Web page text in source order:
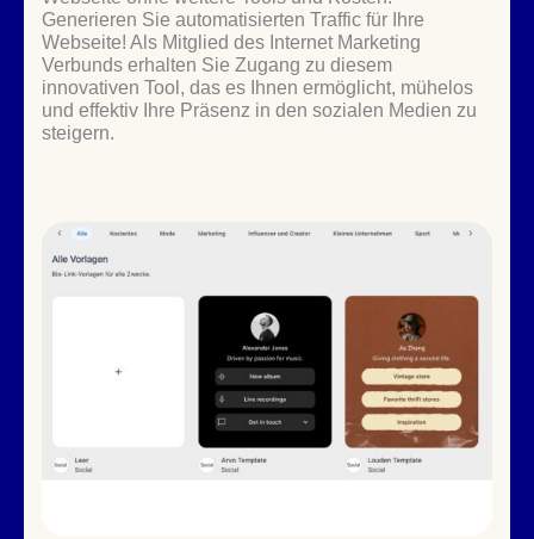
Generieren Sie automatisierten Traffic für Ihre
Webseite! Als Mitglied des Internet Marketing
Verbunds erhalten Sie Zugang zu diesem
innovativen Tool, das es Ihnen ermöglicht, mühelos
und effektiv Ihre Präsenz in den sozialen Medien zu
steigern.